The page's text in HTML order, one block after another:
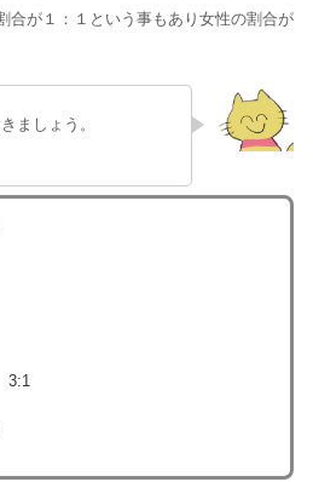
合が１：１という事もあり女性の割合が
ましょう。
3:1